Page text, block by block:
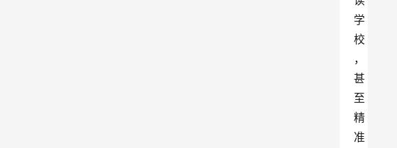
学
校
，
甚
至
精
准